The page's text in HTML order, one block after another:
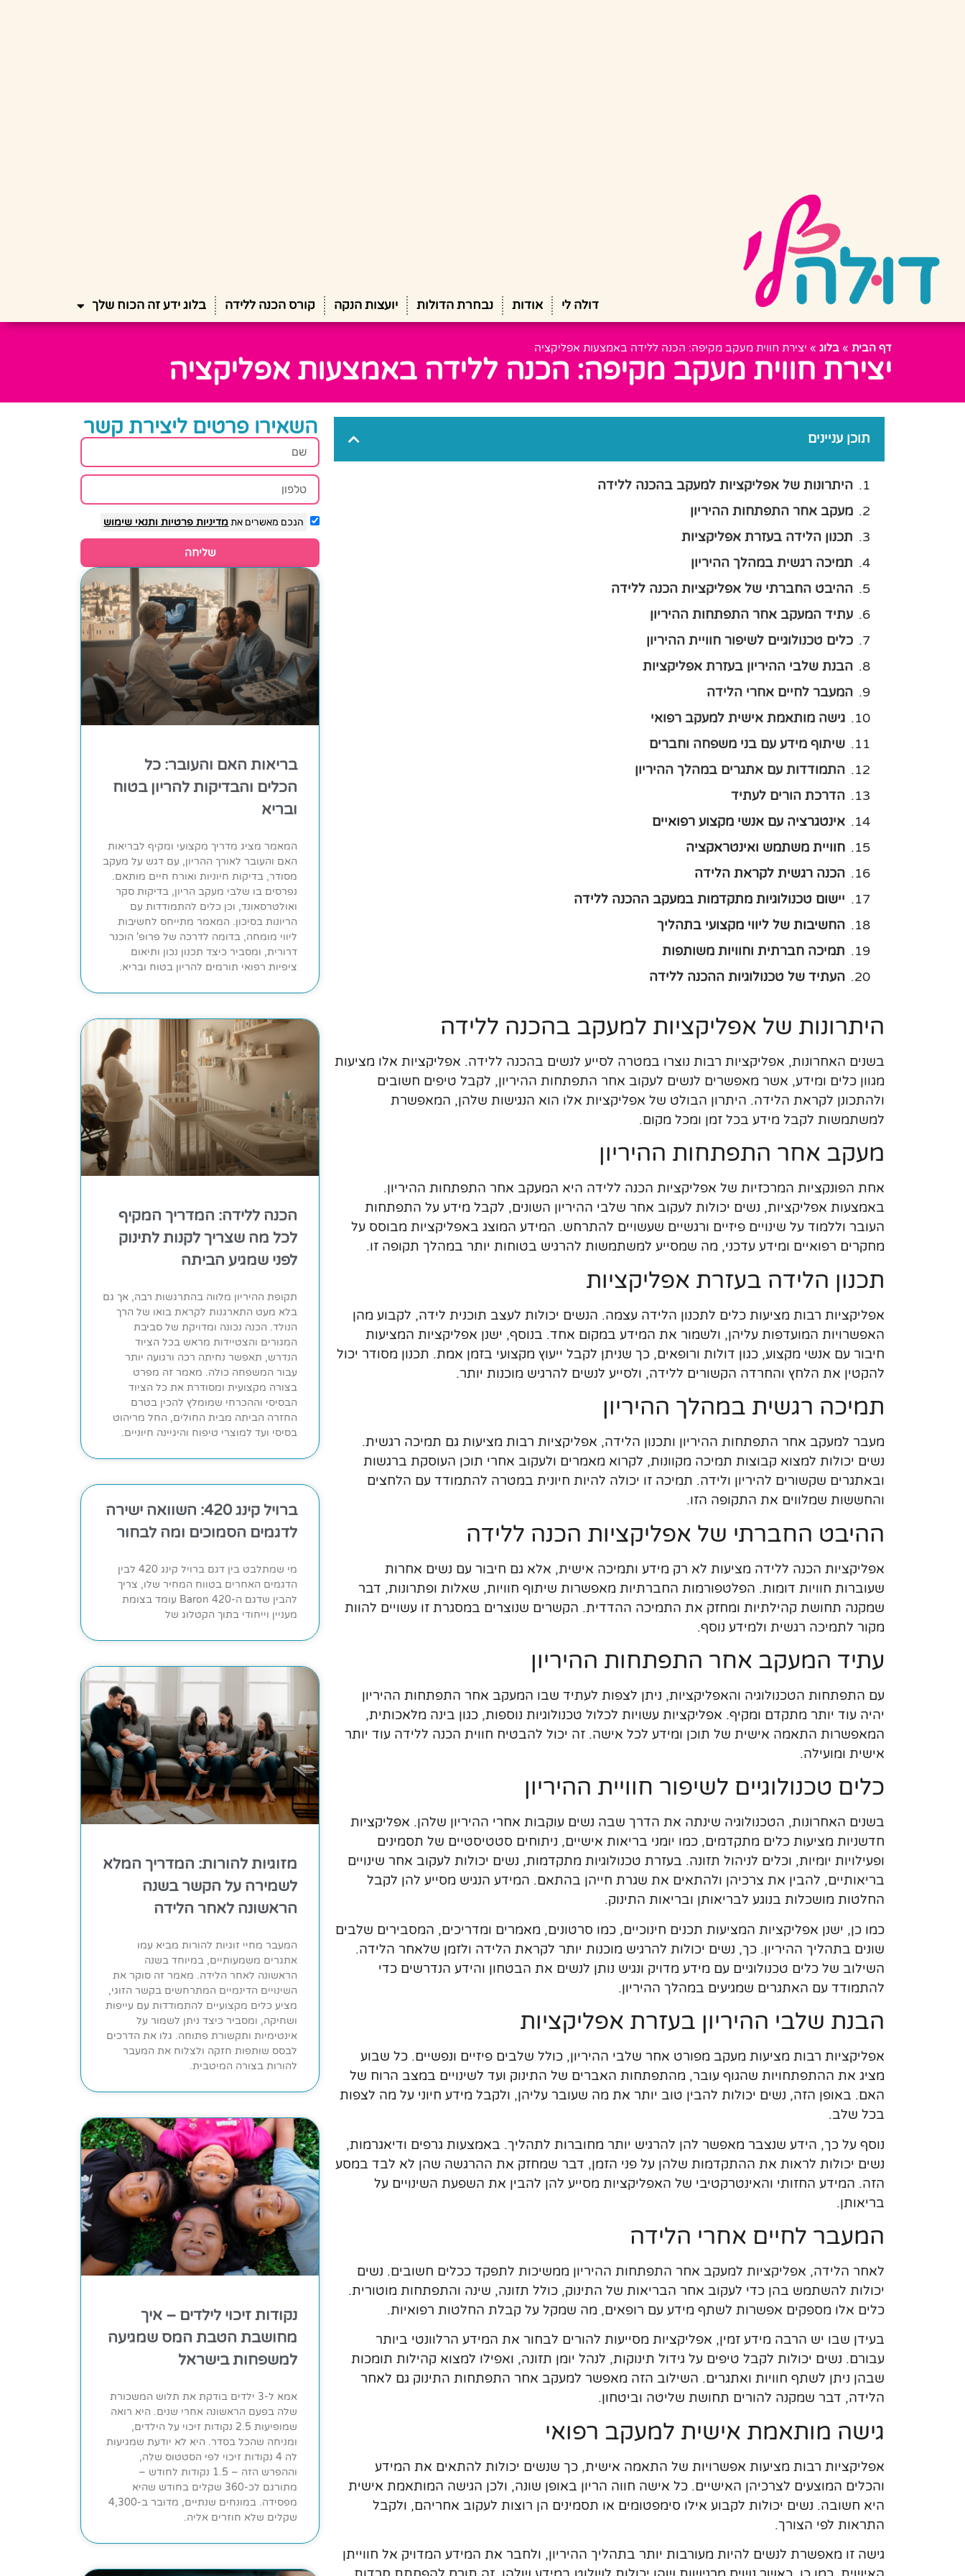
דולה לי אודות נבחרת הדולות יועצות הנקה קורס הכנה ללידה בלוג ידע זה הכוח שלך
דף הבית » בלוג » יצירת חווית מעקב מקיפה: הכנה ללידה באמצעות אפליקציה
יצירת חווית מעקב מקיפה: הכנה ללידה באמצעות אפליקציה
תוכן עניינים
היתרונות של אפליקציות למעקב בהכנה ללידה
מעקב אחר התפתחות ההיריון
תכנון הלידה בעזרת אפליקציות
תמיכה רגשית במהלך ההיריון
ההיבט החברתי של אפליקציות הכנה ללידה
עתיד המעקב אחר התפתחות ההיריון
כלים טכנולוגיים לשיפור חוויית ההיריון
הבנת שלבי ההיריון בעזרת אפליקציות
המעבר לחיים אחרי הלידה
גישה מותאמת אישית למעקב רפואי
שיתוף מידע עם בני משפחה וחברים
התמודדות עם אתגרים במהלך ההיריון
הדרכת הורים לעתיד
אינטגרציה עם אנשי מקצוע רפואיים
חוויית משתמש ואינטראקציה
הכנה רגשית לקראת הלידה
יישום טכנולוגיות מתקדמות במעקב ההכנה ללידה
החשיבות של ליווי מקצועי בתהליך
תמיכה חברתית וחוויות משותפות
העתיד של טכנולוגיות ההכנה ללידה
היתרונות של אפליקציות למעקב בהכנה ללידה
בשנים האחרונות, אפליקציות רבות נוצרו במטרה לסייע לנשים בהכנה ללידה. אפליקציות אלו מציעות
מגוון כלים ומידע, אשר מאפשרים לנשים לעקוב אחר התפתחות ההיריון, לקבל טיפים חשובים
ולהתכונן לקראת הלידה. היתרון הבולט של אפליקציות אלו הוא הנגישות שלהן, המאפשרת
למשתמשות לקבל מידע בכל זמן ומכל מקום.
מעקב אחר התפתחות ההיריון
אחת הפונקציות המרכזיות של אפליקציות הכנה ללידה היא המעקב אחר התפתחות ההיריון.
באמצעות אפליקציות, נשים יכולות לעקוב אחר שלבי ההיריון השונים, לקבל מידע על התפתחות
העובר וללמוד על שינויים פיזיים ורגשיים שעשויים להתרחש. המידע המוצג באפליקציות מבוסס על
מחקרים רפואיים ומידע עדכני, מה שמסייע למשתמשות להרגיש בטוחות יותר במהלך תקופה זו.
תכנון הלידה בעזרת אפליקציות
אפליקציות רבות מציעות כלים לתכנון הלידה עצמה. הנשים יכולות לעצב תוכנית לידה, לקבוע מהן
האפשרויות המועדפות עליהן, ולשמור את המידע במקום אחד. בנוסף, ישנן אפליקציות המציעות
חיבור עם אנשי מקצוע, כגון דולות ורופאים, כך שניתן לקבל ייעוץ מקצועי בזמן אמת. תכנון מסודר יכול
להקטין את הלחץ והחרדה הקשורים ללידה, ולסייע לנשים להרגיש מוכנות יותר.
תמיכה רגשית במהלך ההיריון
מעבר למעקב אחר התפתחות ההיריון ותכנון הלידה, אפליקציות רבות מציעות גם תמיכה רגשית.
נשים יכולות למצוא קבוצות תמיכה מקוונות, לקרוא מאמרים ולעקוב אחרי תוכן העוסקת ברגשות
ובאתגרים שקשורים להיריון ולידה. תמיכה זו יכולה להיות חיונית במטרה להתמודד עם הלחצים
והחששות שמלווים את התקופה הזו.
ההיבט החברתי של אפליקציות הכנה ללידה
אפליקציות הכנה ללידה מציעות לא רק מידע ותמיכה אישית, אלא גם חיבור עם נשים אחרות
שעוברות חוויות דומות. הפלטפורמות החברתיות מאפשרות שיתוף חוויות, שאלות ופתרונות, דבר
שמקנה תחושת קהילתיות ומחזק את התמיכה ההדדית. הקשרים שנוצרים במסגרת זו עשויים להוות
מקור לתמיכה רגשית ולמידע נוסף.
עתיד המעקב אחר התפתחות ההיריון
עם התפתחות הטכנולוגיה והאפליקציות, ניתן לצפות לעתיד שבו המעקב אחר התפתחות ההיריון
יהיה עוד יותר מתקדם ומקיף. אפליקציות עשויות לכלול טכנולוגיות נוספות, כגון בינה מלאכותית,
המאפשרות התאמה אישית של תוכן ומידע לכל אישה. זה יכול להבטיח חווית הכנה ללידה עוד יותר
אישית ומועילה.
כלים טכנולוגיים לשיפור חוויית ההיריון
בשנים האחרונות, הטכנולוגיה שינתה את הדרך שבה נשים עוקבות אחרי ההיריון שלהן. אפליקציות
חדשניות מציעות כלים מתקדמים, כמו יומני בריאות אישיים, ניתוחים סטטיסטיים של תסמינים
ופעילויות יומיות, וכלים לניהול תזונה. בעזרת טכנולוגיות מתקדמות, נשים יכולות לעקוב אחר שינויים
בריאותיים, להבין את צרכיהן ולהתאים את שגרת חייהן בהתאם. המידע הנגיש מסייע להן לקבל
החלטות מושכלות בנוגע לבריאותן ובריאות התינוק.
כמו כן, ישנן אפליקציות המציעות תכנים חינוכיים, כמו סרטונים, מאמרים ומדריכים, המסבירים שלבים
שונים בתהליך ההיריון. כך, נשים יכולות להרגיש מוכנות יותר לקראת הלידה ולזמן שלאחר הלידה.
השילוב של כלים טכנולוגיים עם מידע מדויק ונגיש נותן לנשים את הבטחון והידע הנדרשים כדי
להתמודד עם האתגרים שמגיעים במהלך ההיריון.
הבנת שלבי ההיריון בעזרת אפליקציות
אפליקציות רבות מציעות מעקב מפורט אחר שלבי ההיריון, כולל שלבים פיזיים ונפשיים. כל שבוע
מציג את ההתפתחויות שהגוף עובר, מהתפתחות האברים של התינוק ועד לשינויים במצב הרוח של
האם. באופן הזה, נשים יכולות להבין טוב יותר את מה שעובר עליהן, ולקבל מידע חיוני על מה לצפות
בכל שלב.
נוסף על כך, הידע שנצבר מאפשר להן להרגיש יותר מחוברות לתהליך. באמצעות גרפים ודיאגרמות,
נשים יכולות לראות את ההתקדמות שלהן על פני הזמן, דבר שמחזק את ההרגשה שהן לא לבד במסע
הזה. המידע החזותי והאינטרקטיבי של האפליקציות מסייע להן להבין את השפעת השינויים על
בריאותן.
המעבר לחיים אחרי הלידה
לאחר הלידה, אפליקציות למעקב אחר התפתחות ההיריון ממשיכות לתפקד ככלים חשובים. נשים
יכולות להשתמש בהן כדי לעקוב אחר הבריאות של התינוק, כולל תזונה, שינה והתפתחות מוטורית.
כלים אלו מספקים אפשרות לשתף מידע עם רופאים, מה שמקל על קבלת החלטות רפואיות.
בעידן שבו יש הרבה מידע זמין, אפליקציות מסייעות להורים לבחור את המידע הרלוונטי ביותר
עבורם. נשים יכולות לקבל טיפים על גידול תינוקות, לנהל יומן תזונה, ואפילו למצוא קהילות תומכות
שבהן ניתן לשתף חוויות ואתגרים. השילוב הזה מאפשר למעקב אחר התפתחות התינוק גם לאחר
הלידה, דבר שמקנה להורים תחושת שליטה וביטחון.
גישה מותאמת אישית למעקב רפואי
אפליקציות רבות מציעות אפשרויות של התאמה אישית, כך שנשים יכולות להתאים את המידע
והכלים המוצעים לצרכיהן האישיים. כל אישה חווה הריון באופן שונה, ולכן הגישה המותאמת אישית
היא חשובה. נשים יכולות לקבוע אילו סימפטומים או תסמינים הן רוצות לעקוב אחריהם, ולקבל
התראות לפי הצורך.
גישה זו מאפשרת לנשים להיות מעורבות יותר בתהליך ההיריון, ולחבר את המידע המדויק אל חווייתן
השאירו פרטים ליצירת קשר
הנכם מאשרים אתמדיניות פרטיות ותנאי שימוש
שליחה
בריאות האם והעובר: כל
הכלים והבדיקות להריון בטוח
ובריא
המאמר מציג מדריך מקצועי ומקיף לבריאות
האם והעובר לאורך ההריון, עם דגש על מעקב
מסודר, בדיקות חיוניות ואורח חיים מותאם.
נפרסים בו שלבי מעקב הריון, בדיקות סקר
ואולטרסאונד, וכן כלים להתמודדות עם
הריונות בסיכון. המאמר מתייחס לחשיבות
ליווי מומחה, בדומה לדרכה של פרופ' הוכנר
דרורית, ומסביר כיצד תכנון נכון ותיאום
ציפיות רפואי תורמים להריון בטוח ובריא.
הכנה ללידה: המדריך המקיף
לכל מה שצריך לקנות לתינוק
לפני שמגיע הביתה
תקופת ההיריון מלווה בהתרגשות רבה, אך גם
בלא מעט התארגנות לקראת בואו של הרך
הנולד. הכנה נכונה ומדויקת של סביבת
המגורים והצטיידות מראש בכל הציוד
הנדרש, תאפשר נחיתה רכה ורגועה יותר
עבור המשפחה כולה. מאמר זה מפרט
בצורה מקצועית ומסודרת את כל הציוד
הבסיסי וההכרחי שמומלץ להכין בטרם
החזרה הביתה מבית החולים, החל מריהוט
בסיסי ועד למוצרי טיפוח והיגיינה חיוניים.
ברויל קינג 420: השוואה ישירה
לדגמים הסמוכים ומה לבחור
מי שמתלבט בין דגם ברויל קינג 420 לבין
הדגמים האחרים בטווח המחיר שלו, צריך
להבין שדגם ה-Baron 420 עומד בצומת
מעניין וייחודי בתוך הקטלוג של
מזוגיות להורות: המדריך המלא
לשמירה על הקשר בשנה
הראשונה לאחר הלידה
המעבר מחיי זוגיות להורות מביא עמו
אתגרים משמעותיים, במיוחד בשנה
הראשונה לאחר הלידה. מאמר זה סוקר את
השינויים הדינמיים המתרחשים בקשר הזוגי,
מציע כלים מקצועיים להתמודדות עם עייפות
ושחיקה, ומסביר כיצד ניתן לשמור על
אינטימיות ותקשורת פתוחה. גלו את הדרכים
לבסס שותפות חזקה ולצלוח את המעבר
להורות בצורה המיטבית.
נקודות זיכוי לילדים – איך
מחושבת הטבת המס שמגיעה
למשפחות בישראל
אמא ל-3 ילדים בודקת את תלוש המשכורת
שלה בפעם הראשונה אחרי שנים. היא רואה
שמופיעות 2.5 נקודות זיכוי על הילדים,
ומניחה שהכל בסדר. היא לא יודעת שמגיעות
לה 4 נקודות זיכוי לפי הסטטוס שלה,
וההפרש הזה – 1.5 נקודות לחודש –
מתורגם לכ-360 שקלים בחודש שהיא
מפסידה. במונחים שנתיים, מדובר ב-4,300
שקלים שלא חוזרים אליה.